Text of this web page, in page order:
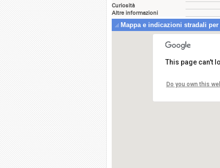
Curiosità
Altre informazioni
Mappa e indicazioni stradali
This page can't
Do you own this